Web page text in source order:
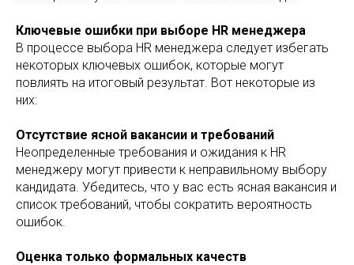
Ключевые ошибки при выборе HR менеджера
В процессе выбора HR менеджера следует избегать
некоторых ключевых ошибок, которые могут
повлиять на итоговый результат. Вот некоторые из
них:
Отсутствие ясной вакансии и требований
Неопределенные требования и ожидания к HR
менеджеру могут привести к неправильному выбору
кандидата. Убедитесь, что у вас есть ясная вакансия и
список требований, чтобы сократить вероятность
ошибок.
Оценка только формальных качеств